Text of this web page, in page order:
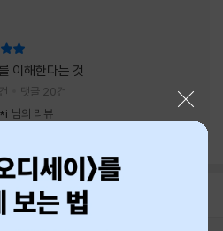
이해한다는 것
댓글 20건
님의 리뷰